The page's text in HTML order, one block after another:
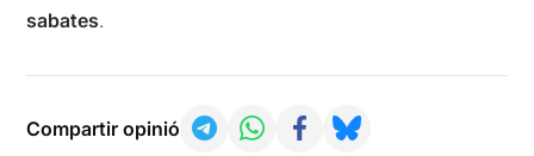
sabates.
Compartir opinió